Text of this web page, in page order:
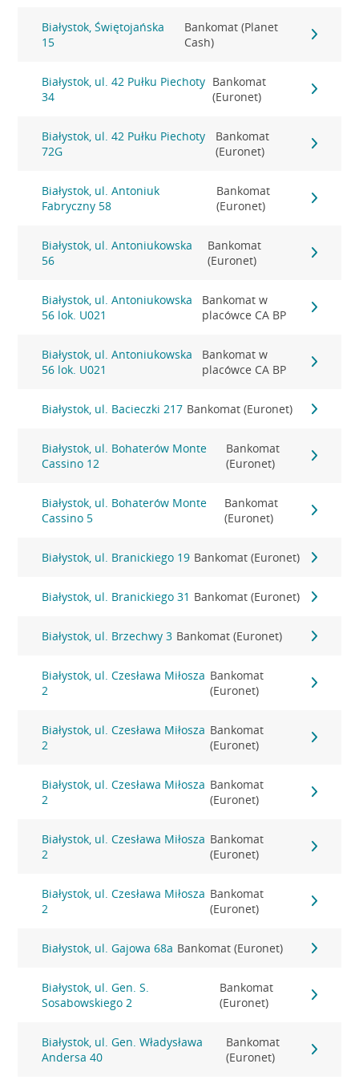
Białystok, Świętojańska
15
Bankomat (Planet
Cash)
Białystok, ul. 42 Pułku Piechoty
34
Bankomat
(Euronet)
Białystok, ul. 42 Pułku Piechoty
72G
Bankomat
(Euronet)
Białystok, ul. Antoniuk
Fabryczny 58
Bankomat
(Euronet)
Białystok, ul. Antoniukowska
56
Bankomat
(Euronet)
Białystok, ul. Antoniukowska
56 lok. U021
Bankomat w
placówce CA BP
Białystok, ul. Antoniukowska
56 lok. U021
Bankomat w
placówce CA BP
Białystok, ul. Bacieczki 217 Bankomat (Euronet)
Białystok, ul. Bohaterów Monte
Cassino 12
Bankomat
(Euronet)
Białystok, ul. Bohaterów Monte
Cassino 5
Bankomat
(Euronet)
Białystok, ul. Branickiego 19 Bankomat (Euronet)
Białystok, ul. Branickiego 31 Bankomat (Euronet)
Białystok, ul. Brzechwy 3 Bankomat (Euronet)
Białystok, ul. Czesława Miłosza
2
Bankomat
(Euronet)
Białystok, ul. Czesława Miłosza
2
Bankomat
(Euronet)
Białystok, ul. Czesława Miłosza
2
Bankomat
(Euronet)
Białystok, ul. Czesława Miłosza
2
Bankomat
(Euronet)
Białystok, ul. Czesława Miłosza
2
Bankomat
(Euronet)
Białystok, ul. Gajowa 68a Bankomat (Euronet)
Białystok, ul. Gen. S.
Sosabowskiego 2
Bankomat
(Euronet)
Białystok, ul. Gen. Władysława
Andersa 40
Bankomat
(Euronet)